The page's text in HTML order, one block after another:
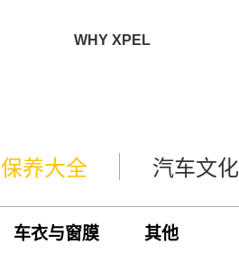
WHY XPEL
保养大全 汽车文化
车衣与窗膜 其他